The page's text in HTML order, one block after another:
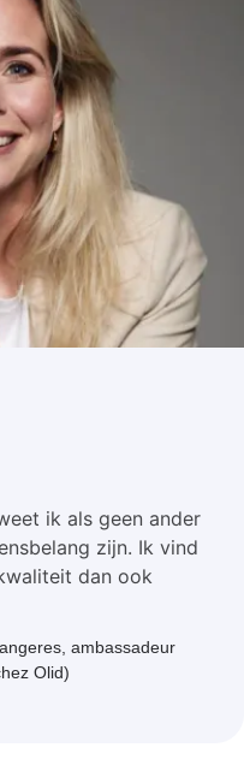
ik als geen ander
zijn. Ik vind
dan ook
ambassadeur
Olid)